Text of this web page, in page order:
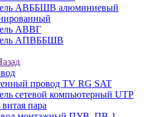
АВББШВ алюминиевый
АВВГ
АПВББШВ
провод TV RG SAT
сетевой компьютерный UTP
пара